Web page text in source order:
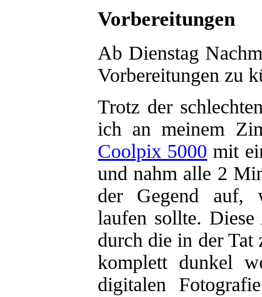
Vorbereitungen
Ab Dienstag
Vorbereitungen zu
Trotz der
ich an meinem
Coolpix 5000 mit
und nahm alle 2
der Gegend auf,
laufen sollte.
durch die in der Tat
komplett dunkel
digitalen